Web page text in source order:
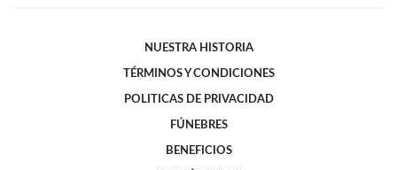
NUESTRA HISTORIA
TÉRMINOS Y CONDICIONES
POLITICAS DE PRIVACIDAD
FÚNEBRES
BENEFICIOS